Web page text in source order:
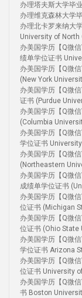
办理塔夫斯大学毕
办理维克森林大学
办理北卡罗来纳大
University of North
办美国学历【Q微
绩单学位证书
办美国学历【Q微
(New York
办美国学历【Q微
证书 (Purdue
办美国学历【Q微
(Columbia
办美国学历【Q微
学位证书
办美国学历【Q微
(Northeastern
办美国学历【Q微
成绩单学位证书
办美国学历【Q微
位证书 (Michigan
办美国学历【Q微
位证书 (Ohio State
办美国学历【Q微
学位证书 Arizona
办美国学历【Q微
位证书 University
办美国学历【Q微
书 Boston